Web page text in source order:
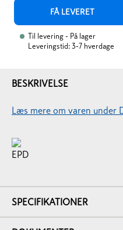
FÅ LEVERET
Til levering - På lager
Leveringstid: 3-7 hverdage
BESKRIVELSE
Læs mere om varen under
SPECIFIKATIONER